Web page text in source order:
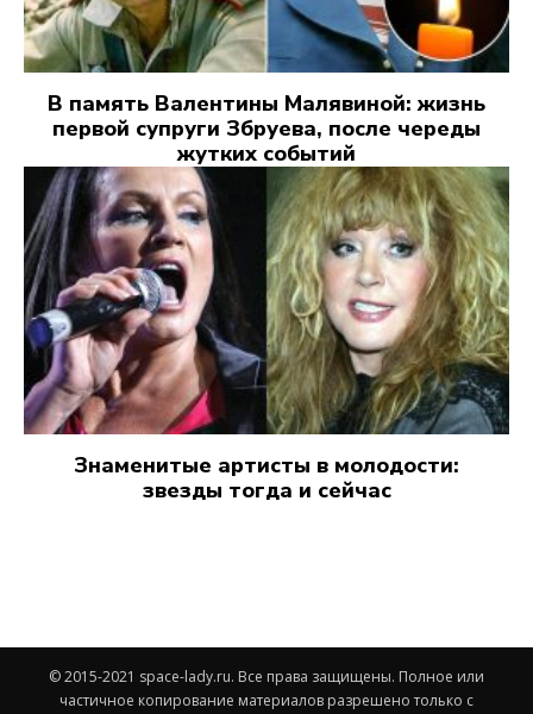
В память Валентины Малявиной: жизнь
первой супруги Збруева, после череды
жутких событий
Знаменитые артисты в молодости:
звезды тогда и сейчас
© 2015-2021 space-lady.ru. Все права защищены. Полное или
частичное копирование материалов разрешено только с